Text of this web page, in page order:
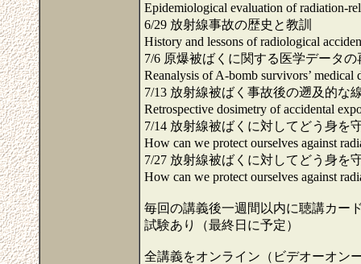
Epidemiological evaluation of radiation-
6/29 放射線事故の歴史と教訓
History and lessons of radiological
7/6 原爆被ばくに関する医学データ
Reanalysis of A-bomb survivors’
7/13 放射線被ばく事故後の遡及的な
Retrospective dosimetry of accidental
7/14 放射線被ばくに対してどう身を
How can we protect ourselves against
7/27 放射線被ばくに対してどう身を
How can we protect ourselves against
毎回の講義後一週間以内に聴講カー
試験あり（最終日に予定）
全講義をオンライン（ビデオーオン